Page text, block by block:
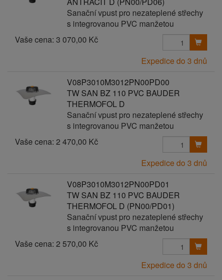
Sanační vpust pro nezateplené střechy
s integrovanou PVC manžetou
Vaše cena: 3 070,00 Kč
Expedice do 3 dnů
V08P3010M3012PN00PD00
TW SAN BZ 110 PVC BAUDER
THERMOFOL D
Sanační vpust pro nezateplené střechy
s integrovanou PVC manžetou
Vaše cena: 2 470,00 Kč
Expedice do 3 dnů
V08P3010M3012PN00PD01
TW SAN BZ 110 PVC BAUDER
THERMOFOL D (PN00/PD01)
Sanační vpust pro nezateplené střechy
s integrovanou PVC manžetou
Vaše cena: 2 570,00 Kč
Expedice do 3 dnů